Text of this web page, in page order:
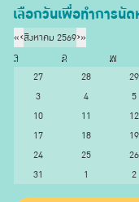
เลือกวันเพื่อทำการนั
«‹สิงหาคม 2569›»
จ
อ พ
27
28 29
3
4 5
10
11 12
17
18 19
24
25 26
31
1 2